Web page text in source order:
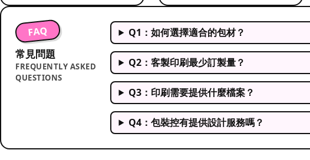
FAQ
常見問題
FREQUENTLY ASKED
QUESTIONS
Q1：如何選擇適合的包材？
Q2：客製印刷最少訂製量？
Q3：印刷需要提供什麼檔案？
Q4：包裝控有提供設計服務嗎？